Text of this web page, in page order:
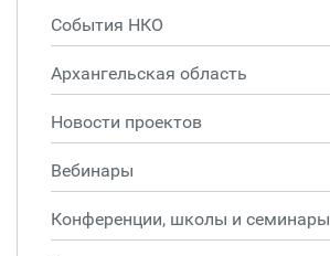
События НКО
Архангельская область
Новости проектов
Вебинары
Конференции, школы и семинары